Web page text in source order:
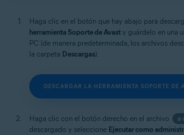
Haga clic en el botón que hay abajo para
herramienta Soporte de Avast y guárdelo en una
PC (de manera predeterminada, los archivos
la carpeta Descargas).
DESCARGAR LA HERRAMIENTA SOPORTE DE
Haga clic con el botón derecho en el archivo
descargado y seleccione Ejecutar como